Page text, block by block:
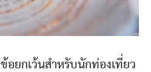
อยกเว้นสำหรับนักท่องเที่ยว